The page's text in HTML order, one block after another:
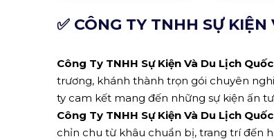
✅ CÔNG TY TNHH SỰ
Công Ty TNHH Sự Kiện Và Du Lịch
trương, khánh thành trọn gói chuyên
ty cam kết mang đến những sự kiện ấn
Công Ty TNHH Sự Kiện Và Du Lịch
chỉn chu từ khâu chuẩn bị, trang trí đến